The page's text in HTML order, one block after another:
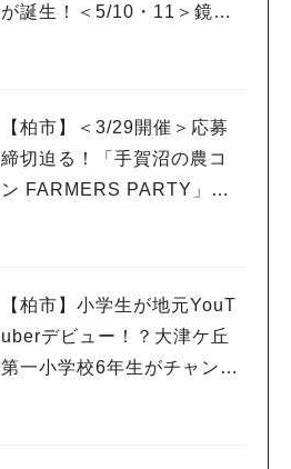
が誕生！＜5/10・11＞鏡開
【柏市】＜3/29開催＞応募
締切迫る！「手賀沼の農コ
ン FARMERS PARTY」に
【柏市】小学生が地元YouT
uberデビュー！？大津ケ丘
第一小学校6年生がチャンネ